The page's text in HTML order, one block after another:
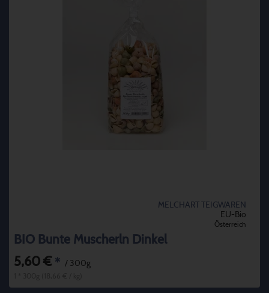
MELCHART TEIGWAREN
EU-Bio
Österreich
BIO Bunte Muscherln Dinkel
5,60 € * / 300g